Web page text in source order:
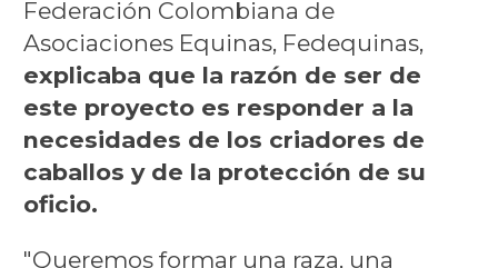
Federación Colombiana de
Asociaciones Equinas, Fedequinas,
explicaba que la razón de ser de
este proyecto es responder a la
necesidades de los criadores de
caballos y de la protección de su
oficio.
"Queremos formar una raza, una